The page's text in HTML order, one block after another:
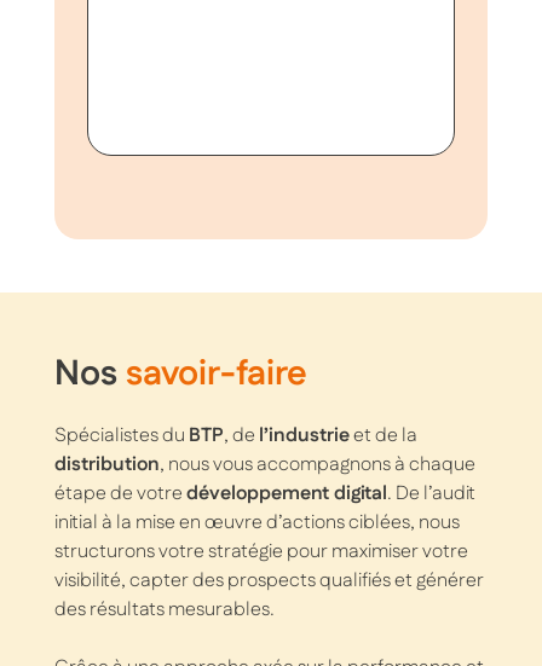
Nossavoir-faire
Spécialistes du BTP, de l’industrieet de la
distribution, nous vous accompagnons à chaque
étape de votredéveloppement digital. De l’audit
initial à la mise en œuvre d’actions ciblées, nous
structurons votre stratégie pour maximiser votre
visibilité, capter des prospects qualifiés et générer
des résultats mesurables.